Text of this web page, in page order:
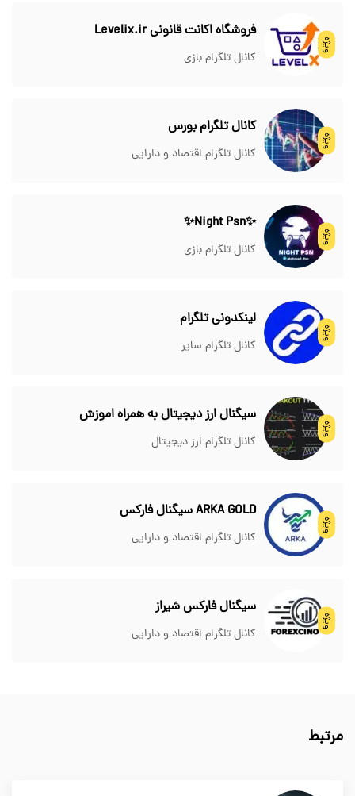
ویژه
فروشگاه اکانت قانونی Levelix.ir
کانال تلگرام بازی
ویژه
کانال تلگرام بورس
کانال تلگرام اقتصاد و دارایی
ویژه
✨Night Psn✨
کانال تلگرام بازی
ویژه
لینکدونی تلگرام
کانال تلگرام سایر
ویژه
سیگنال ارز دیجیتال به همراه اموزش
کانال تلگرام ارز دیجیتال
ویژه
ARKA GOLD سیگنال فارکس
کانال تلگرام اقتصاد و دارایی
ویژه
سیگنال فارکس شیراز
کانال تلگرام اقتصاد و دارایی
مرتبط